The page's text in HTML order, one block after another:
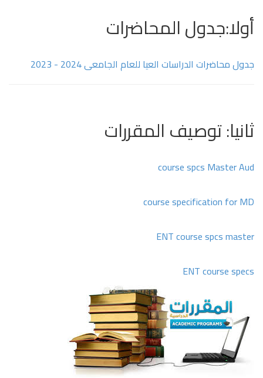
أولا:جدول المحاضرات
جدول محاضرات الدراسات العيا للعام الجامعى 2024 - 2023
ثانيا: توصيف المقررات
course spcs Master Aud
course specification for MD
ENT course spcs master
ENT course specs